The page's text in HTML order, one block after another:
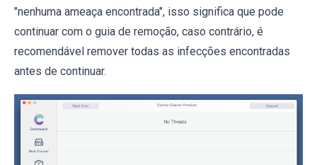
"nenhuma ameaça encontrada", isso significa que pode
continuar com o guia de remoção, caso contrário, é
recomendável remover todas as infecções encontradas
antes de continuar.